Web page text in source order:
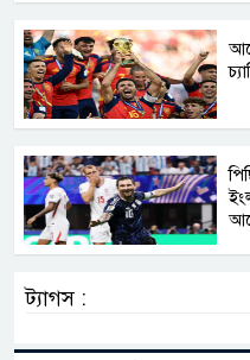
ট্যাগস :